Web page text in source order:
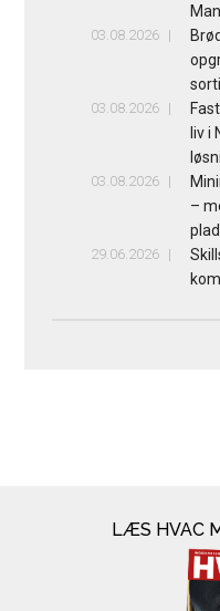
03.08.2026
03.08.2026
liv i
03.08.2026
–
29.06.2026
LÆS HVAC